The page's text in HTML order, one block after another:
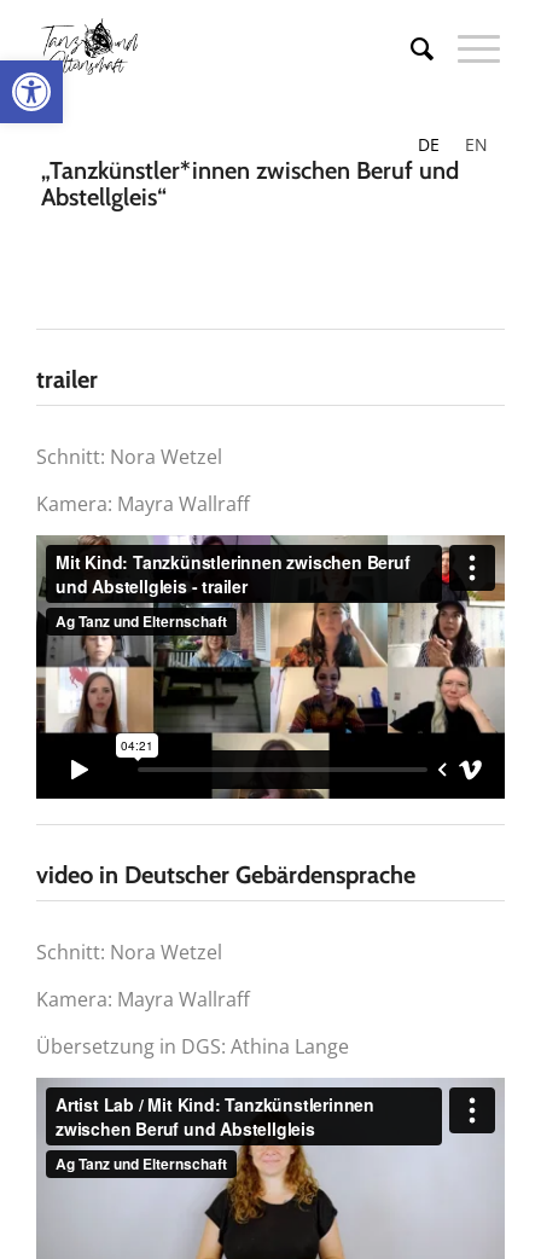
Werkzeugleiste öffnen
DE EN
„Tanzkünstler*innen zwischen Beruf und
Abstellgleis“
trailer
Schnitt: Nora Wetzel
Kamera: Mayra Wallraff
video in Deutscher Gebärdensprache
Schnitt: Nora Wetzel
Kamera: Mayra Wallraff
Übersetzung in DGS: Athina Lange